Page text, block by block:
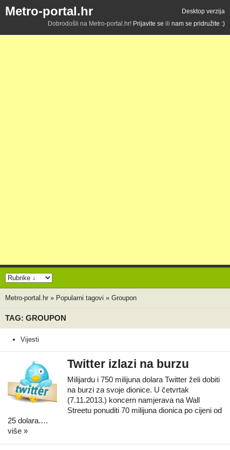
Metro-portal.hr
Desktop verzija
Dobrodošli na Metro-portal.hr! Prijavite se ili nam se pridružite :)
Metro-portal.hr » Popularni tagovi » Groupon
TAG: GROUPON
Vijesti
Twitter izlazi na burzu
Milijardu i 750 milijuna dolara Twitter želi dobiti
na burzi za svoje dionice. U četvrtak
(7.11.2013.) koncern namjerava na Wall
Streetu ponuditi 70 milijuna dionica po cijeni od
25 dolara.…
više »